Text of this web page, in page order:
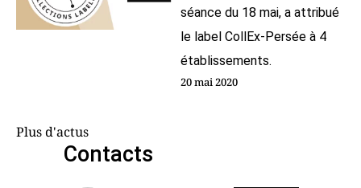
Contacts
séance du 18 mai, a attribué
le label CollEx-Persée à 4
établissements.
20 mai 2020
Plus d'actus